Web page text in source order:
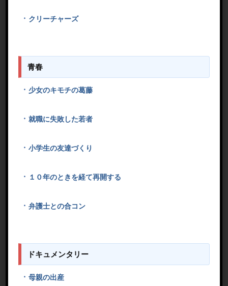
クリーチャーズ
青春
少女のキモチの葛藤
就職に失敗した若者
小学生の友達づくり
１０年のときを経て再開する
弁護士との合コン
ドキュメンタリー
母親の出産